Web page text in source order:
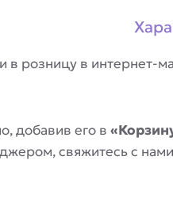
розницу в интернет-
добавив его в
свяжитесь с